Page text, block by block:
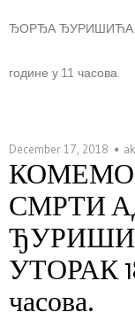
ЂОРЂА ЂУРИШИЋА
године у 11 часова.
December 17, 2018
СМРТИ
УТОРАК
часова.